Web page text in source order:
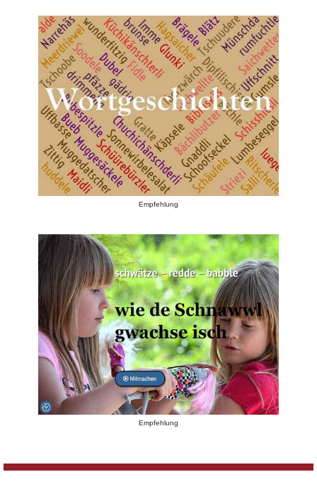
Empfehlung
Empfehlung